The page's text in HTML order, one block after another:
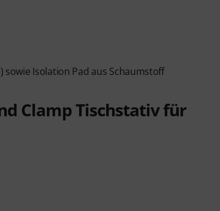
sowie Isolation Pad aus Schaumstoff
Clamp Tischstativ für